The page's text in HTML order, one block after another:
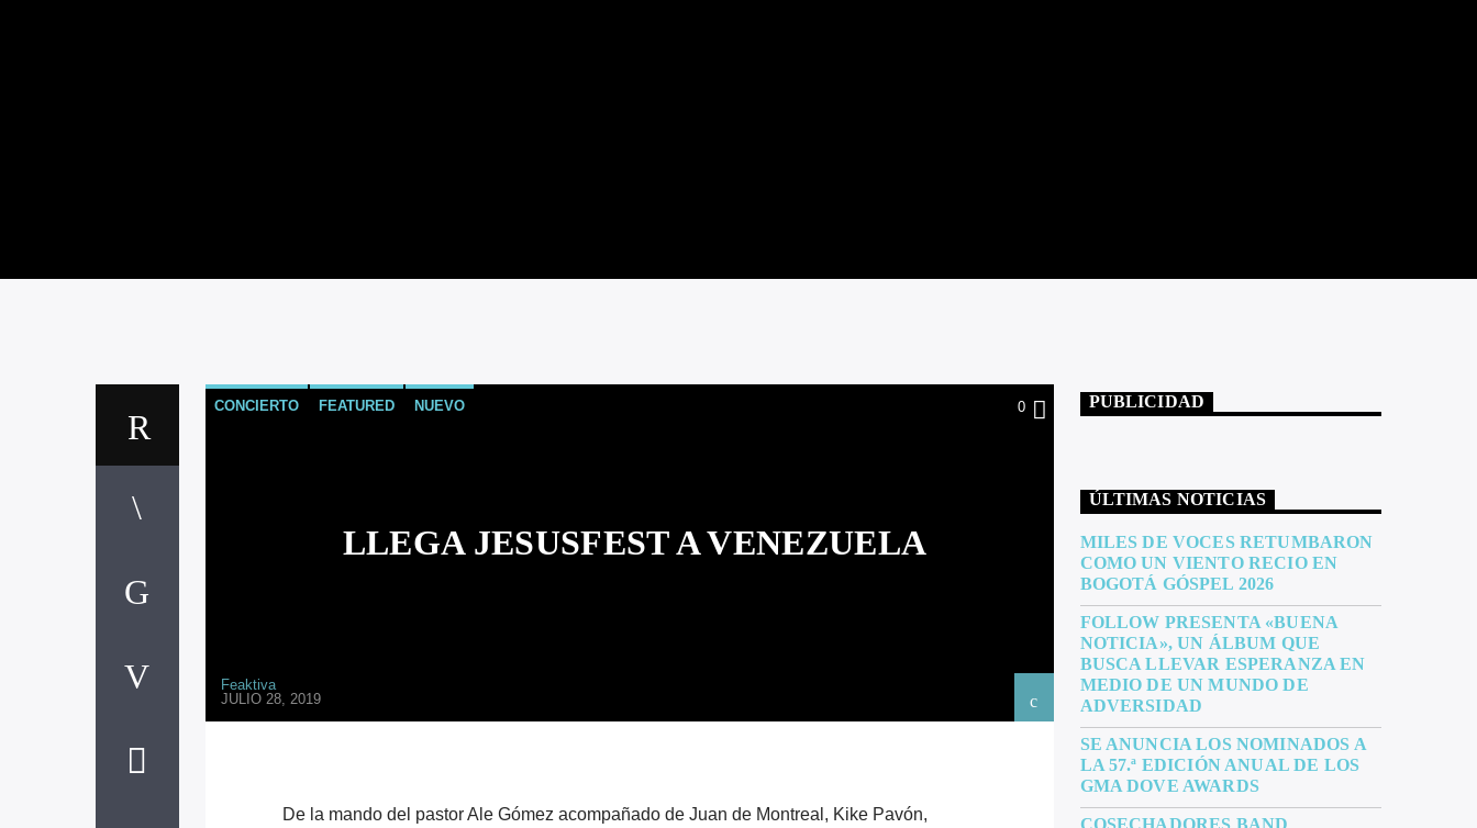
CONCIERTO FEATURED NUEVO 0
LLEGA JESUSFEST A VENEZUELA
Feaktiva
JULIO 28, 2019
De la mando del pastor Ale Gómez acompañado de Juan de Montreal, Kike Pavón,
PUBLICIDAD
ÚLTIMAS NOTICIAS
MILES DE VOCES RETUMBARON
COMO UN VIENTO RECIO EN
BOGOTÁ GÓSPEL 2026
FOLLOW PRESENTA «BUENA
NOTICIA», UN ÁLBUM QUE
BUSCA LLEVAR ESPERANZA EN
MEDIO DE UN MUNDO DE
ADVERSIDAD
SE ANUNCIA LOS NOMINADOS A
LA 57.ª EDICIÓN ANUAL DE LOS
GMA DOVE AWARDS